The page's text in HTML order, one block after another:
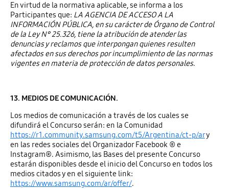
En virtud de la normativa aplicable, se informa a los
Participantes que: LA AGENCIA DE ACCESO A LA
INFORMACIÓN PÚBLICA, en su carácter de Órgano de Control
de la Ley N° 25.326, tiene la atribución de atender las
denuncias y reclamos que interpongan quienes resulten
afectados en sus derechos por incumplimiento de las normas
vigentes en materia de protección de datos personales.
13. MEDIOS DE COMUNICACIÓN.
Los medios de comunicación a través de los cuales se
difundirá el Concurso serán: en la Comunidad
https://r1.community.samsung.com/t5/Argentina/ct-p/ary
en las redes sociales del Organizador Facebook ® e
Instagram®. Asimismo, las Bases del presente Concurso
estarán disponibles desde el inicio del Concurso en todos los
medios citados y en el siguiente link:
https://www.samsung.com/ar/offer/.